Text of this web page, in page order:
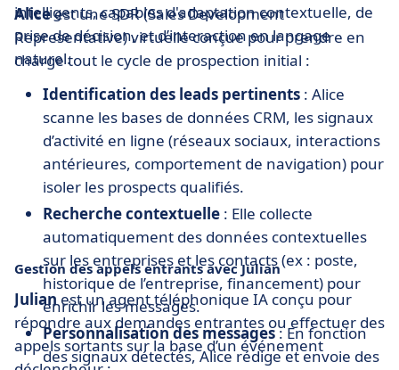
intelligents, capables d'adaptation contextuelle, de
prise de décision, et d’interaction en langage
naturel.
Aliceest une SDR (Sales Development
Representative) virtuelle conçue pour prendre en
charge tout le cycle de prospection initial :
Identification des leads pertinents : Alice
scanne les bases de données CRM, les signaux
d’activité en ligne (réseaux sociaux, interactions
antérieures, comportement de navigation) pour
isoler les prospects qualifiés.
Recherche contextuelle : Elle collecte
automatiquement des données contextuelles
sur les entreprises et les contacts (ex : poste,
historique de l’entreprise, financement) pour
enrichir les messages.
Personnalisation des messages: En fonction
des signaux détectés, Alice rédige et envoie des
Gestion des appels entrants avec Julian
Julianest un agent téléphonique IA conçu pour
répondre aux demandes entrantes ou effectuer des
appels sortants sur la base d’un événement